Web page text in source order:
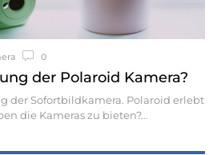
0
der Polaroid Kamera?
der Sofortbildkamera. Polaroid erlebt
die Kameras zu bieten?